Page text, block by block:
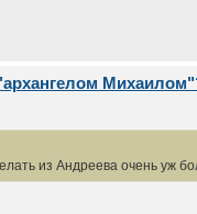
из Андреева очень уж